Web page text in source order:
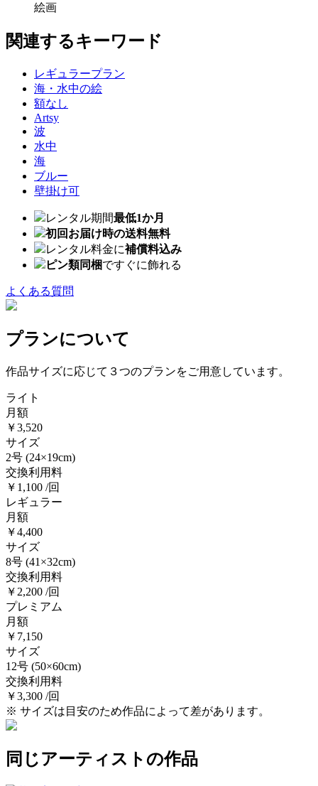
絵画
関連するキーワード
レギュラープラン
海・水中の絵
額なし
Artsy
波
水中
海
ブルー
壁掛け可
レンタル期間最低1か月
初回お届け時の送料無料
レンタル料金に補償料込み
ピン類同梱ですぐに飾れる
よくある質問
プランについて
作品サイズに応じて３つのプランをご用意しています。
ライト
月額
￥3,520
サイズ
2号 (24×19cm)
交換利用料
￥1,100 /回
レギュラー
月額
￥4,400
サイズ
8号 (41×32cm)
交換利用料
￥2,200 /回
プレミアム
月額
￥7,150
サイズ
12号 (50×60cm)
交換利用料
￥3,300 /回
※ サイズは目安のため作品によって差があります。
同じアーティストの作品